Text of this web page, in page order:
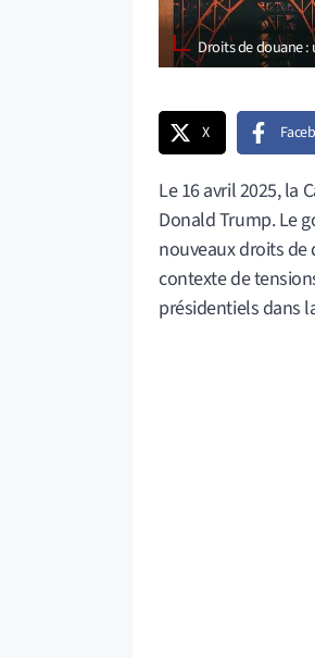
Droits de douane
X
Le 16 avril 2025, la
Donald Trump. Le
nouveaux droits de
contexte de
présidentiels dans